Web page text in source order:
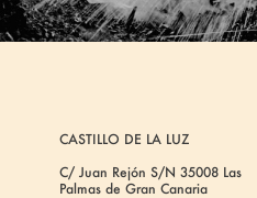
CASTILLO DE LA LUZ
C/ Juan Rejón S/N 35008 Las
Palmas de Gran Canaria